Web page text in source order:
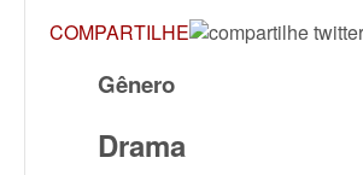
COMPARTILHE
Gênero
Drama